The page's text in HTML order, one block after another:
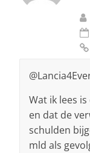
Wat ik lees
en dat de
schulden
mld als